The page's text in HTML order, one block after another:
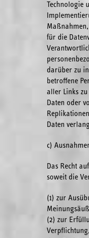
Technologie
für die
darüber zu
betroffene
aller Links zu
Daten oder
Daten
c)
Das Recht
soweit die
(1) zur
(2) zur